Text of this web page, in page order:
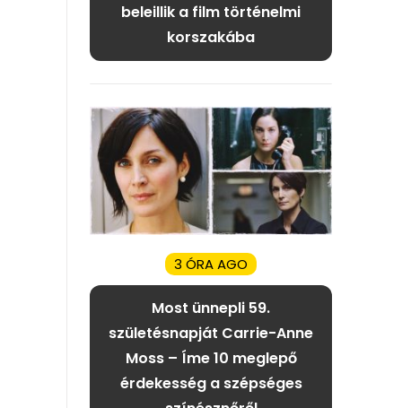
beleillik a film történelmi
korszakába
3 ÓRA AGO
Most ünnepli 59.
születésnapját Carrie-Anne
Moss – Íme 10 meglepő
érdekesség a szépséges